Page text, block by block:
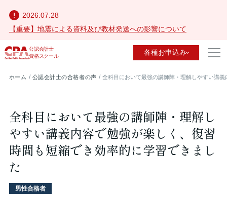
2026.07.28
【重要】地震による資料及び教材発送への影響について
公認会計士
資格スクール
各種お申込み
ホーム 公認会計士の合格者の声 全科目において最強の講師陣・理解しやすい講
全科目において最強の講師陣・理解し
やすい講義内容で勉強が楽しく、復習
時間も短縮でき効率的に学習できまし
た
男性合格者